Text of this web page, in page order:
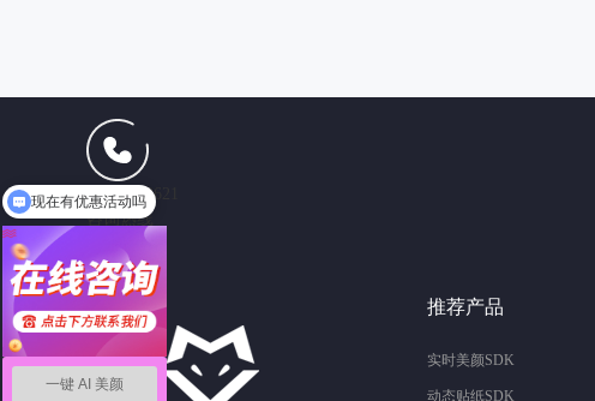
13165102621
咨询热线
推荐产品
实时美颜SDK
动态贴纸SDK
一键 AI 美颜
现在有优惠活动吗